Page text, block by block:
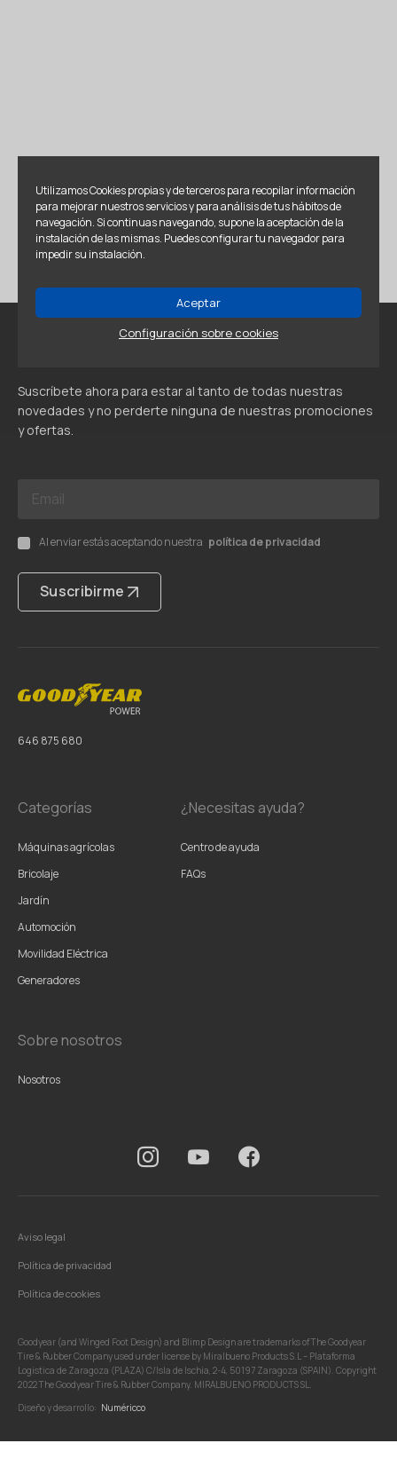
Utilizamos Cookies propias y de terceros para recopilar información
para mejorar nuestros servicios y para análisis de tus hábitos de
navegación. Si continuas navegando, supone la aceptación de la
instalación de las mismas. Puedes configurar tu navegador para
impedir su instalación.
Aceptar
Configuración sobre cookies
Suscríbete ahora para estar al tanto de todas nuestras
novedades y no perderte ninguna de nuestras promociones
y ofertas.
Suscribirme
Al enviar estás aceptando nuestra política de privacidad
646 875 680
Categorías
Máquinas agrícolas
Bricolaje
Jardín
Automoción
Movilidad Eléctrica
Generadores
¿Necesitas ayuda?
Centro de ayuda
FAQs
Sobre nosotros
Nosotros
Goodyear (and Winged Foot Design) and Blimp Design are trademarks of The Goodyear
Tire & Rubber Company used under license by Miralbueno Products S.L – Plataforma
Logistica de Zaragoza (PLAZA) C/Isla de Ischia, 2-4, 50197 Zaragoza (SPAIN). Copyright
2022 The Goodyear Tire & Rubber Company. MIRALBUENO PRODUCTS SL.
Diseño y desarrollo: Numéricco
Política de cookies
Política de privacidad
Aviso legal